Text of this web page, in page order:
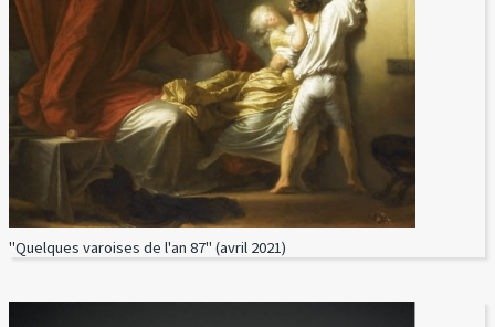
"Quelques varoises de l'an 87" (avril 2021)